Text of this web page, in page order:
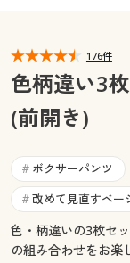
マイページ
閲覧履歴
お気に入り
サポート
ご利用ガイド
閲覧履歴
お気に入り
ご利用ガイド
よくある質問と
176件
色柄違い3
(前開き)
# ボクサーパンツ
# 改めて見直すベー
色・柄違いの3枚セ
の組み合わせをお楽